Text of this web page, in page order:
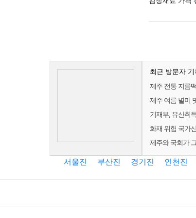
최근 방문자 기
제주 전통 지름
제주 여름 별미
기재부, 유산취
화재 위험 국가
제주와 국회가
서울진 부산진 경기진 인천진